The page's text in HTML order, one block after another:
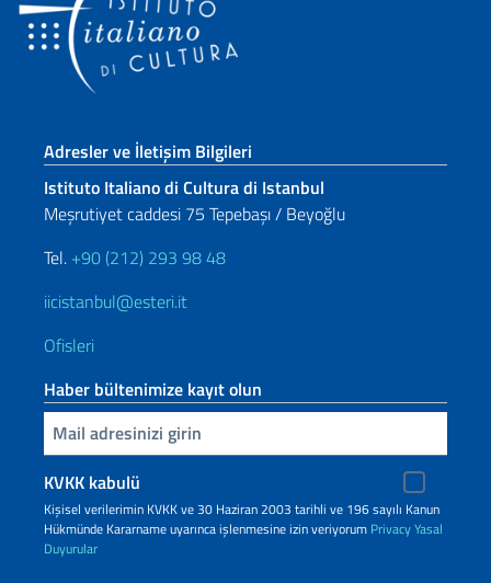
Footer section
Adresler ve İletişim Bilgileri
Istituto Italiano di Cultura di Istanbul
Meşrutiyet caddesi 75 Tepebaşı / Beyoğlu
Tel. +90 (212) 293 98 48
iicistanbul@esteri.it
Ofisleri
Haber bültenimize kayıt olun
Inserisci la tua email
KVKK kabulü
Kişisel verilerimin KVKK ve 30 Haziran 2003 tarihli ve 196 sayılı Kanun
Hükmünde Kararname uyarınca işlenmesine izin veriyorum PrivacyYasal
Duyurular